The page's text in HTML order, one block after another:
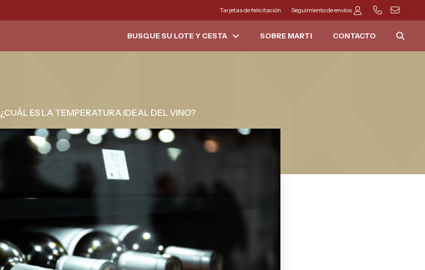
Tarjetas de felicitación Seguimiento de envíos
BUSQUE SU LOTE Y CESTA SOBRE MARTI CONTACTO
¿CUÁL ES LA TEMPERATURA IDEAL DEL VINO?